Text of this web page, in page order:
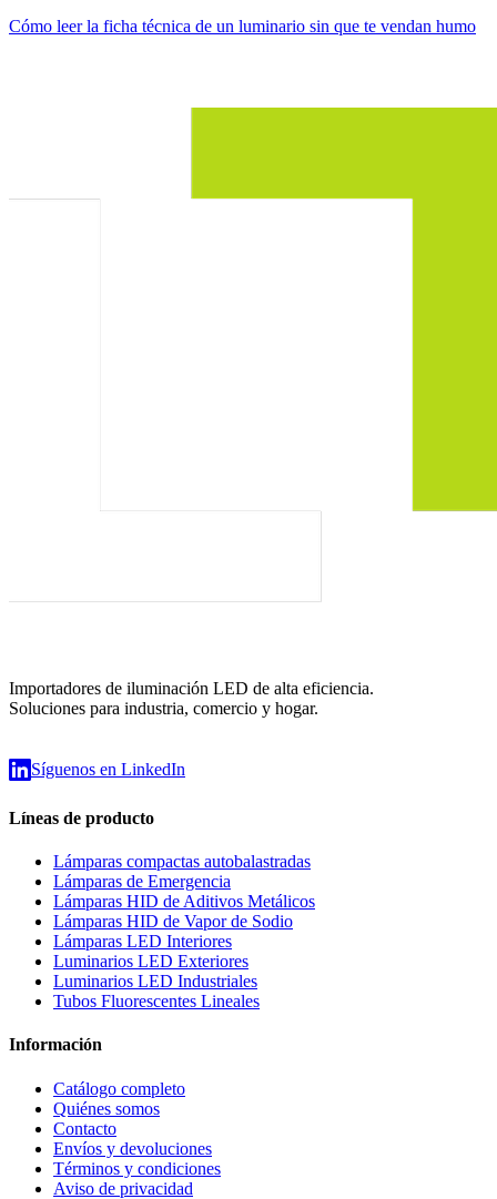
Cómo leer la ficha técnica de un luminario sin que te vendan humo
Importadores de iluminación LED de alta eficiencia.
Soluciones para industria, comercio y hogar.
Síguenos en LinkedIn
Líneas de producto
Lámparas compactas autobalastradas
Lámparas de Emergencia
Lámparas HID de Aditivos Metálicos
Lámparas HID de Vapor de Sodio
Lámparas LED Interiores
Luminarios LED Exteriores
Luminarios LED Industriales
Tubos Fluorescentes Lineales
Información
Catálogo completo
Quiénes somos
Contacto
Envíos y devoluciones
Términos y condiciones
Aviso de privacidad